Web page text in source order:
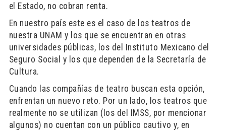
el Estado, no cobran renta.
En nuestro país este es el caso de los teatros de
nuestra UNAM y los que se encuentran en otras
universidades públicas, los del Instituto Mexicano del
Seguro Social y los que dependen de la Secretaría de
Cultura.
Cuando las compañías de teatro buscan esta opción,
enfrentan un nuevo reto. Por un lado, los teatros que
realmente no se utilizan (los del IMSS, por mencionar
algunos) no cuentan con un público cautivo y, en